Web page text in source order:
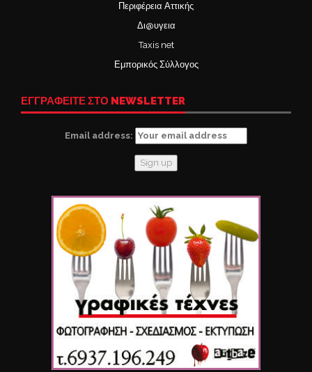
Περιφέρεια Αττικής
Δι@υγεια
Taxis net
Εμπορικός Σύλλογος
ΕΓΓΡΑΦΕΙΤΕ ΣΤΟ NEWSLETTER
Email address: